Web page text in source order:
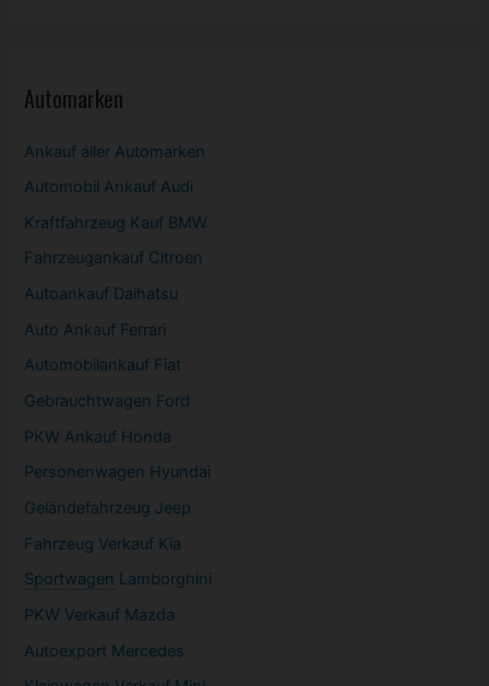
Automarken
Ankauf aller Automarken
Automobil Ankauf Audi
Kraftfahrzeug Kauf BMW
Fahrzeugankauf Citroen
Autoankauf Daihatsu
Auto Ankauf Ferrari
Automobilankauf Fiat
Gebrauchtwagen Ford
PKW Ankauf Honda
Personenwagen Hyundai
Geländefahrzeug Jeep
Fahrzeug Verkauf Kia
Sportwagen Lamborghini
PKW Verkauf Mazda
Autoexport Mercedes